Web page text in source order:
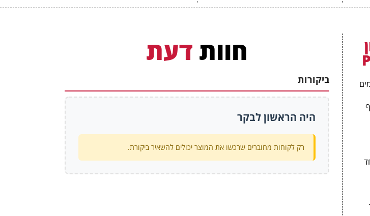
חוות דעת
ביקורות
היה הראשון לבקר
רק לקוחות מחוברים שרכשו את המוצר יכולים להשאיר ביקורת.